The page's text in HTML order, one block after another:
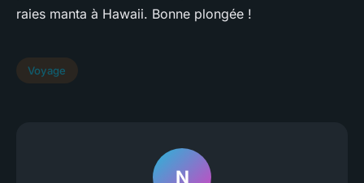
raies manta à Hawaii. Bonne plongée !
Voyage
N